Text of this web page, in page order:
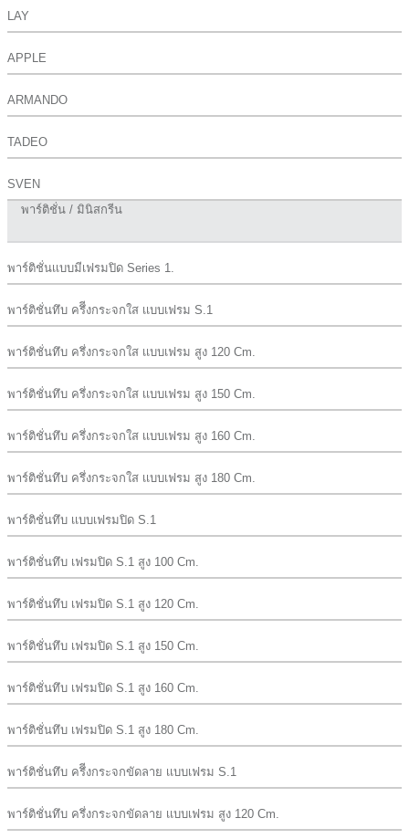
LAY
APPLE
ARMANDO
TADEO
SVEN
พาร์ติชั่น / มินิสกรีน
พาร์ติชั่นเเบบมีเฟรมปิด Series 1.
พาร์ติชั่นทึบ ครึีงกระจกใส เเบบเฟรม S.1
พาร์ติชั่นทึบ ครึ่งกระจกใส เเบบเฟรม สูง 120 Cm.
พาร์ติชั่นทึบ ครึ่งกระจกใส เเบบเฟรม สูง 150 Cm.
พาร์ติชั่นทึบ ครึ่งกระจกใส เเบบเฟรม สูง 160 Cm.
พาร์ติชั่นทึบ ครึ่งกระจกใส เเบบเฟรม สูง 180 Cm.
พาร์ติชั่นทึบ เเบบเฟรมปิด S.1
พาร์ติชั่นทึบ เฟรมปิด S.1 สูง 100 Cm.
พาร์ติชั่นทึบ เฟรมปิด S.1 สูง 120 Cm.
พาร์ติชั่นทึบ เฟรมปิด S.1 สูง 150 Cm.
พาร์ติชั่นทึบ เฟรมปิด S.1 สูง 160 Cm.
พาร์ติชั่นทึบ เฟรมปิด S.1 สูง 180 Cm.
พาร์ติชั่นทึบ ครึีงกระจกขัดลาย เเบบเฟรม S.1
พาร์ติชั่นทึบ ครึ่งกระจกขัดลาย เเบบเฟรม สูง 120 Cm.